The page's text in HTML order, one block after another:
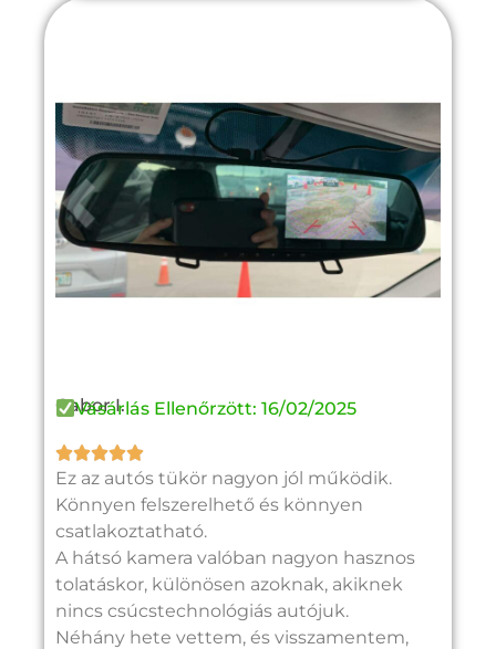
Gabor I.
Vásárlás Ellenőrzött: 16/02/2025

Ez az autós tükör nagyon jól működik.
Könnyen felszerelhető és könnyen
csatlakoztatható.
A hátsó kamera valóban nagyon hasznos
tolatáskor, különösen azoknak, akiknek
nincs csúcstechnológiás autójuk.
Néhány hete vettem, és visszamentem,